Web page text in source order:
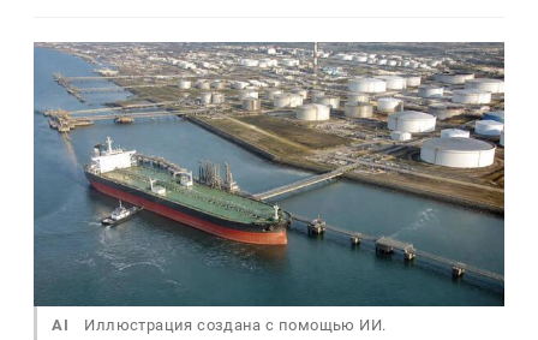
AI Иллюстрация создана с помощью ИИ.